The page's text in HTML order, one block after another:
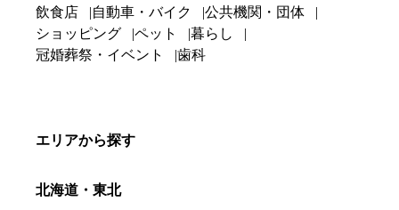
飲食店
自動車・バイク
公共機関・団体
ショッピング
ペット
暮らし
冠婚葬祭・イベント
歯科
エリアから探す
北海道・東北